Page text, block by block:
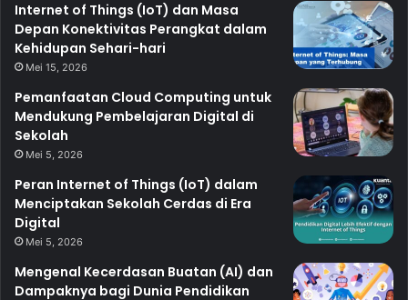
Internet of Things (IoT) dan Masa
Depan Konektivitas Perangkat dalam
Kehidupan Sehari-hari
Mei 15, 2026
Pemanfaatan Cloud Computing untuk
Mendukung Pembelajaran Digital di
Sekolah
Mei 5, 2026
Peran Internet of Things (IoT) dalam
Menciptakan Sekolah Cerdas di Era
Digital
Mei 5, 2026
Mengenal Kecerdasan Buatan (AI) dan
Dampaknya bagi Dunia Pendidikan